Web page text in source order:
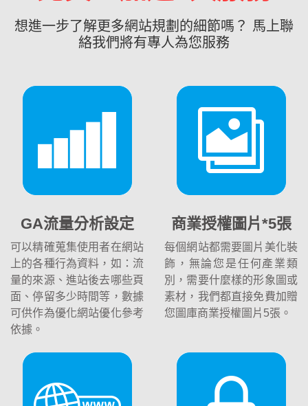
想進一步了解更多網站規劃的細節嗎？ 馬上聯
絡我們將有專人為您服務
GA流量分析設定
可以精確蒐集使用者在網站
上的各種行為資料，如：流
量的來源、進站後去哪些頁
面、停留多少時間等，數據
可供作為優化網站優化參考
依據。
商業授權圖片*5張
每個網站都需要圖片美化裝
飾，無論您是任何產業類
別，需要什麼樣的形象圖或
素材，我們都直接免費加贈
您圖庫商業授權圖片5張。